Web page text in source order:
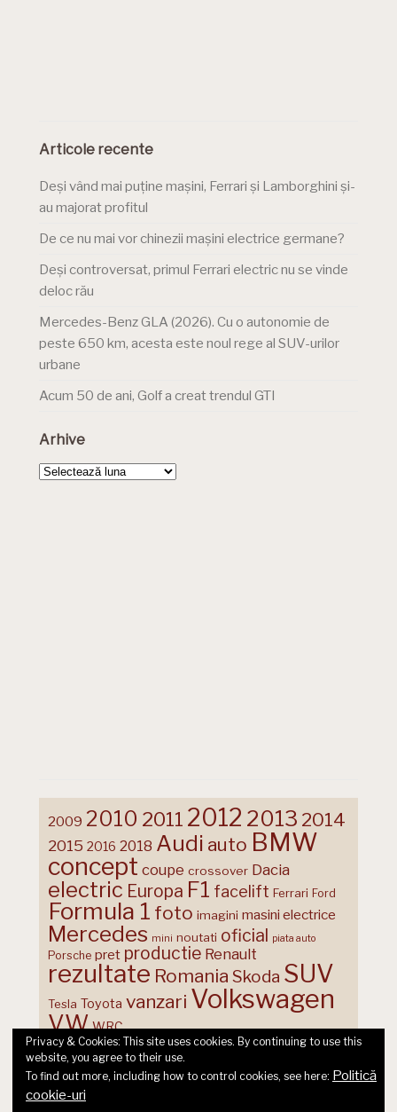
Articole recente
Deși vând mai puține mașini, Ferrari și Lamborghini și-
au majorat profitul
De ce nu mai vor chinezii mașini electrice germane?
Deși controversat, primul Ferrari electric nu se vinde
deloc rău
Mercedes-Benz GLA (2026). Cu o autonomie de
peste 650 km, acesta este noul rege al SUV-urilor
urbane
Acum 50 de ani, Golf a creat trendul GTI
Arhive
Arhive
2009 2010 2011 2012 2013 2014
2015 2016 2018 Audi auto BMW
concept coupe crossover Dacia
electric Europa F1 facelift Ferrari Ford
Formula 1 foto imagini masini electrice
Mercedes mini noutati oficial piata auto
Porsche pret productie Renault
rezultate Romania Skoda SUV
Tesla Toyota vanzari Volkswagen
VW WRC
Privacy & Cookies: This site uses cookies. By continuing to use this
website, you agree to their use.
To find out more, including how to control cookies, see here: Politică
cookie-uri